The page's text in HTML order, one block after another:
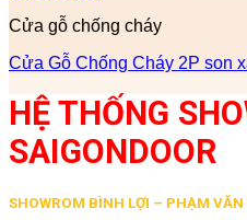
Cửa gỗ chống cháy
Cửa Gỗ Chống Cháy 2P son
HỆ THỐNG
SAIGONDOOR
SHOWROM BÌNH LỢI – PHẠM VĂN